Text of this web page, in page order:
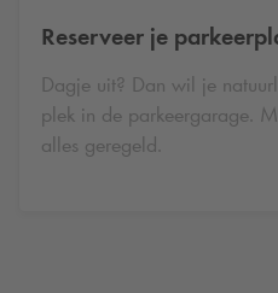
Reserveer je
Dagje uit? Dan wil je
plek in de parkeergarage.
alles geregeld.